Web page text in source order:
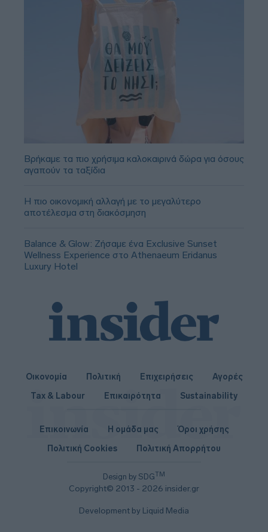
Βρήκαμε τα πιο χρήσιμα καλοκαιρινά δώρα για όσους
αγαπούν τα ταξίδια
Η πιο οικονομική αλλαγή με το μεγαλύτερο
αποτέλεσμα στη διακόσμηση
Balance & Glow: Ζήσαμε ένα Exclusive Sunset
Wellness Experience στο Athenaeum Eridanus
Luxury Hotel
Οικονομία Πολιτική Επιχειρήσεις
Αγορές
Tax & Labour
Επικαιρότητα Sustainability
Design by SDGTM
Copyright© 2013 - 2026 insider.gr
Επικοινωνία Η ομάδα μας
Όροι χρήσης
Πολιτική Cookies
Πολιτική Απορρήτου
Development by Liquid Media